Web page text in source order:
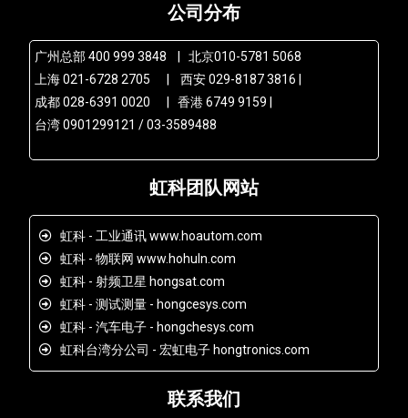
公司分布
广州总部 400 999 3848 | 北京010-5781 5068
上海 021-6728 2705 | 西安 029-8187 3816 |
成都 028-6391 0020 | 香港 6749 9159 |
台湾 0901299121 / 03-3589488
虹科团队网站
虹科 - 工业通讯 www.hoautom.com
虹科 - 物联网 www.hohuln.com
虹科 - 射频卫星 hongsat.com
虹科 - 测试测量 - hongcesys.com
虹科 - 汽车电子 - hongchesys.com
虹科台湾分公司 - 宏虹电子 hongtronics.com
联系我们